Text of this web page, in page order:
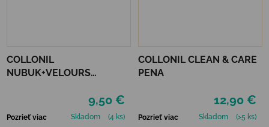
COLLONIL
NUBUK+VELOURS
9,50 €
Pozrieť viac Skladom (4 ks)
COLLONIL CLEAN & CARE
PENA
12,90 €
Pozrieť viac Skladom (>5 ks)